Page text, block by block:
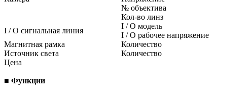
№ объектива
Кол-во линз
I / O сигнальная линия
I / O модель
I / O рабочее напряжение
Магнитная рамка
Количество
Источник света
Количество
Цена
■ Функции